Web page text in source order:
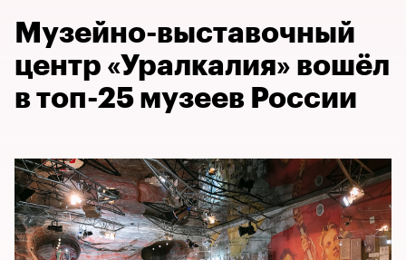
Музейно-выставочный
центр «Уралкалия» вошёл
в топ-25 музеев России